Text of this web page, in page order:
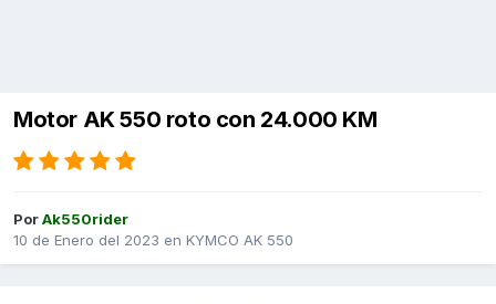
Motor AK 550 roto con 24.000 KM
PorAk550rider
10 de Enero del 2023 en KYMCO AK 550